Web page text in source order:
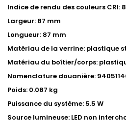
Indice de rendu des couleurs CRI:
Largeur: 87 mm
Longueur: 87 mm
Matériau de la verrine: plastique
Matériau du boîtier/corps:
Nomenclature douanière:
Poids: 0.087 kg
Puissance du système: 5.5 W
Source lumineuse: LED non